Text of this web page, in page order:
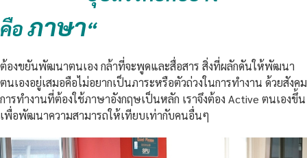
คือภาษา“
ต้องขยันพัฒนาตนเอง กล้าที่จะพูดและสื่อสาร สิ่งที่ผลักดันให้พัฒนา
ตนเองอยู่เสมอคือไม่อยากเป็นภาระหรือตัวถ่วงในการทำงาน ด้วยสังคม
การทำงานที่ต้องใช้ภาษาอังกฤษเป็นหลัก เราจึงต้อง Active ตนเองขึ้น
เพื่อพัฒนาความสามารถให้เทียบเท่ากับคนอื่นๆ